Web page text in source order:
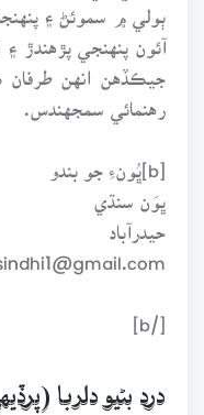
ٻولي ۾ سموئڻ ۽
آئون پنهنجي پڙهندڙ
جيڪڏهن انهن طرفان
رهنمائي سمجهندس.
[b]ڀُونءِ جو بندو
ڀوَن سنڌي
حيدرآباد
[/b]
درد بڻيو دلربا